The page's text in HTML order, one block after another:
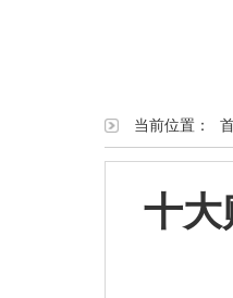
当前位置：
十大